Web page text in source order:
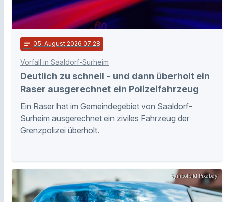
notes 05. August 2026 07:28
Vorfall in Saaldorf-Surheim
Deutlich zu schnell - und dann überholt ein
Raser ausgerechnet ein Polizeifahrzeug
Ein Raser hat im Gemeindegebiet von Saaldorf-
Surheim ausgerechnet ein ziviles Fahrzeug der
Grenzpolizei überholt.
Symbolbild Pixabay